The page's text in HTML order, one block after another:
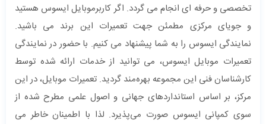
تخصصی و حرفه ای انجام می گردد. اگر کاربرموبایل ایسوس هستید
و جویای مرکزی مطمئن جهت تعمیرات این برند می باشید.
نمایندگی ایسوس را به شما پیشنهاد می کنیم. با حضور در نمایندگی
تعمیرات موبایل ایسوس، می توانید از خدمات ارائه شده توسط
کارشناسان فنی این مجموعه بهره‌مند گردید. تعمیرات موبایل، در این
مرکز، بر اساس استانداردهای جهانی و اصول علمی مطرح شده از
سوی کمپانی ایسوس صورت می‌پذیرد. لذا با اطمینان خاطر می